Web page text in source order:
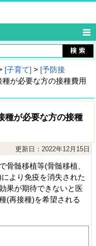
[子育て] > [予防接
が必要な方の接種費用
種が必要な方の接種
更新日：2022年12月15日
髄移植等(骨髄移植、
より免疫を消失された
果が期待できないと医
(再接種)を希望される